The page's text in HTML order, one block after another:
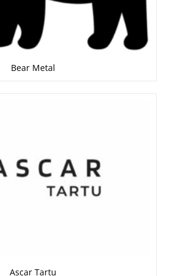
Bear Metal
Ascar Tartu